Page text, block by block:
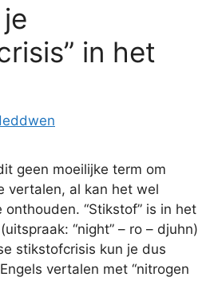
in het
geen moeilijke term om
vertalen, al kan het wel
onthouden. “Stikstof” is in het
“night” – ro – djuhn)
stikstofcrisis kun je dus
vertalen met “nitrogen